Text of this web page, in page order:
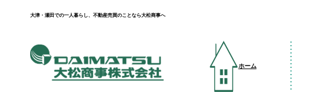
大津・瀬田での一人暮らし、不動産売買のことなら大松商事へ
ホーム